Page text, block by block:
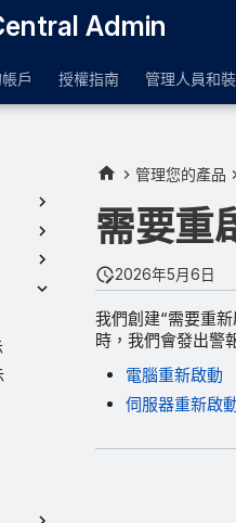
Admin
戶 授權指南 管理人員和
管理您的產品
需要重
2026年5月6日
我們創建“需要重
時，我們會發出警
電腦重新啟動
伺服器重新啟